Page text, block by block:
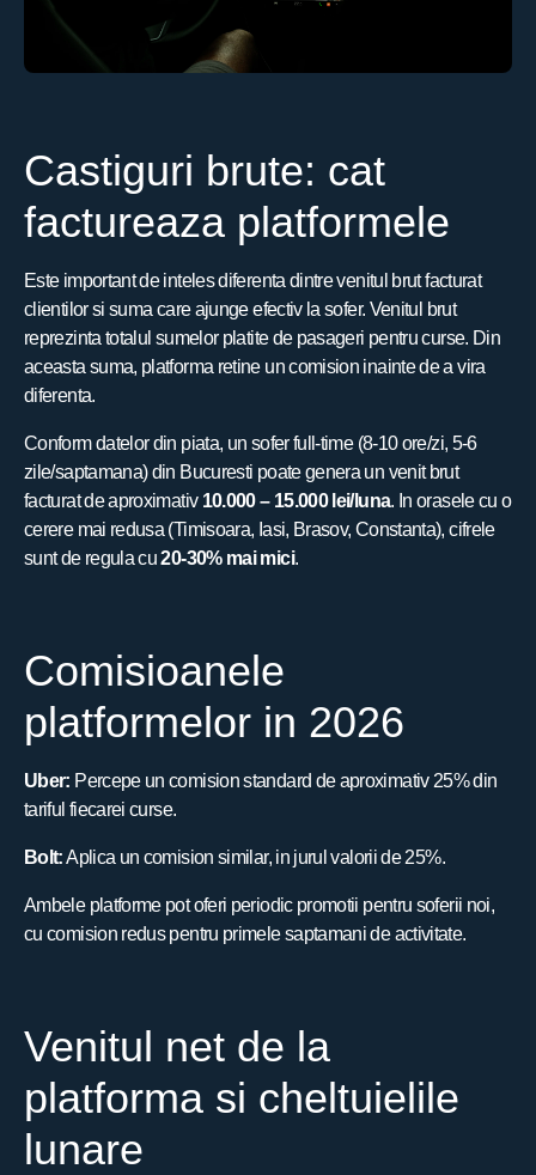
Castiguri brute: cat
factureaza platformele
Este important de inteles diferenta dintre venitul brut facturat
clientilor si suma care ajunge efectiv la sofer. Venitul brut
reprezinta totalul sumelor platite de pasageri pentru curse. Din
aceasta suma, platforma retine un comision inainte de a vira
diferenta.
Conform datelor din piata, un sofer full-time (8-10 ore/zi, 5-6
zile/saptamana) din Bucuresti poate genera un venit brut
facturat de aproximativ 10.000 – 15.000 lei/luna. In orasele cu o
cerere mai redusa (Timisoara, Iasi, Brasov, Constanta), cifrele
sunt de regula cu20-30% mai mici.
Comisioanele
platformelor in 2026
Uber: Percepe un comision standard de aproximativ 25% din
tariful fiecarei curse.
Bolt:Aplica un comision similar, in jurul valorii de 25%.
Ambele platforme pot oferi periodic promotii pentru soferii noi,
cu comision redus pentru primele saptamani de activitate.
Venitul net de la
platforma si cheltuielile
lunare